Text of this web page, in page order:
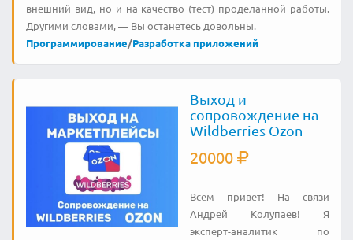
внешний вид, но и на качество (тест) проделанной работы.
Другими словами, — Вы останетесь довольны.
Программирование/Разработка приложений
Выход и
сопровождение на
Wildberries Ozon
20000
Всем привет! На связи
Андрей Колупаев! Я
эксперт-аналитик по